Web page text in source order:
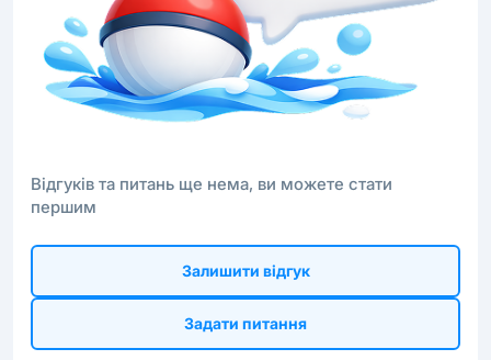
Відгуків та питань ще нема, ви можете стати
першим
Залишити відгук
Задати питання